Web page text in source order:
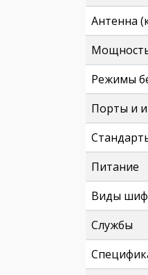
Антенна
Режимы
Порты и
Питание
Виды
Службы